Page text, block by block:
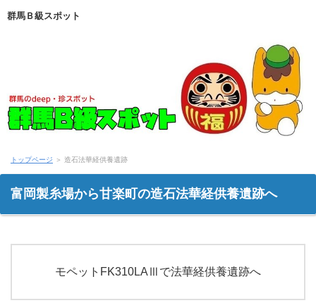
群馬Ｂ級スポット
トップページ ＞ 造石法華経供養遺跡
富岡製糸場から甘楽町の造石法華経供養遺跡へ
モペットFK310LAⅢで法華経供養遺跡へ